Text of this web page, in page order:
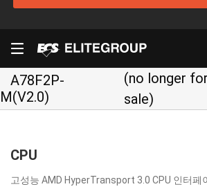
A78F2P-
M(V2.0)
(no longer for
sale)
CPU
고성능 AMD HyperTransport 3.0 CPU 인터페